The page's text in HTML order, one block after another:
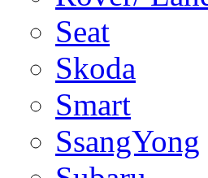
Seat
Skoda
Smart
SsangYong